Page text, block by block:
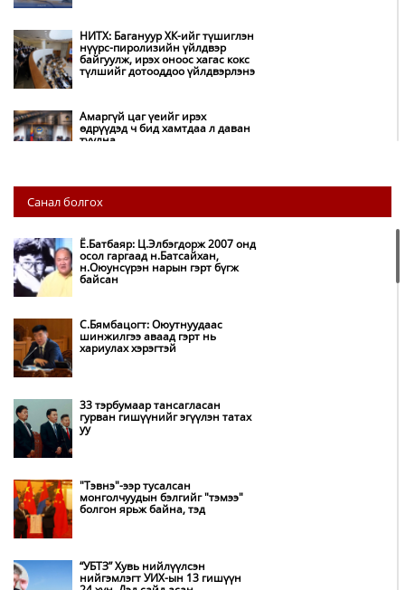
НИТХ: Багануур ХК-ийг түшиглэн
нүүрс-пиролизийн үйлдвэр
байгуулж, ирэх оноос хагас кокс
түлшийг дотооддоо үйлдвэрлэнэ
Амаргүй цаг үеийг ирэх
өдрүүдэд ч бид хамтдаа л даван
туулна
НИТХ-ын төлөөлөгчид COP17
бага хурлын бэлтгэл ажлын
талаар мэдээлэл сонслоо
Монгол Улс “COP17”-д “Тал
Нөөцийн махны худалдаа,
Бүх шатанд хэмнэлтийн горимд
Автобензин, дизель түлшний
Санал болгох
Ё.Батбаяр: Ц.Элбэгдорж 2007 онд
осол гаргаад н.Батсайхан,
н.Оюунсүрэн нарын гэрт бүгж
байсан
С.Бямбацогт: Оюутнуудаас
шинжилгээ аваад гэрт нь
хариулах хэрэгтэй
33 тэрбумаар тансагласан
гурван гишүүнийг эгүүлэн татах
уу
"Тэвнэ"-ээр тусалсан
монголчуудын бэлгийг "тэмээ"
болгон ярьж байна, тэд
“УБТЗ” Хувь нийлүүлсэн
нийгэмлэгт УИХ-ын 13 гишүүн